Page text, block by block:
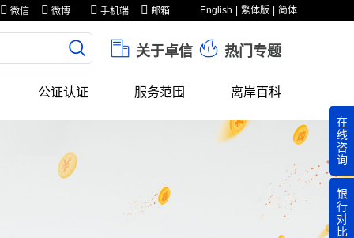
English 繁体版 简体
微信 微博 手机端 邮箱
关于卓信 热门专题
公证认证 服务范围 离岸百科
在
线
咨
询
银
行
对
比